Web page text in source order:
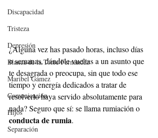
Discapacidad
Tristeza
Depresión
Blanca de la Torre Fernández
Maribel Gámez
Comunicación
Hijos
Separación
¿Alguna vez has pasado horas, incluso días
o semanas, dándole vueltas a un asunto que
te desagrada o preocupa, sin que todo ese
tiempo y energía dedicados a tratar de
resolverlo haya servido absolutamente para
nada? Seguro que sí: se llama rumiación o
conducta de rumia.